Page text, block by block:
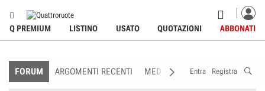
Q PREMIUM LISTINO USATO QUOTAZIONI ABBONATI
FORUM ARGOMENTI RECENTI MEDIA MEMBRI
Entra Registra